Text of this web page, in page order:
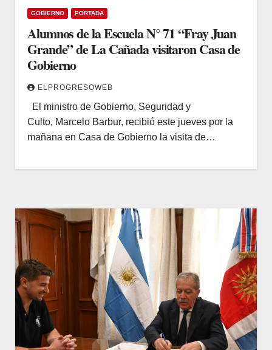
GOBIERNO PORTADA
Alumnos de la Escuela N° 71 “Fray Juan
Grande” de La Cañada visitaron Casa de
Gobierno
ELPROGRESOWEB
El ministro de Gobierno, Seguridad y
Culto, Marcelo Barbur, recibió este jueves por la
mañana en Casa de Gobierno la visita de…